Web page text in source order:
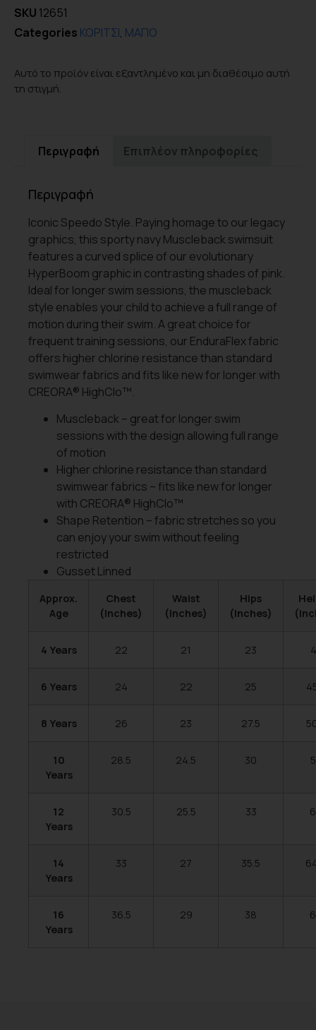
SKU 12651
Categories ΚΟΡΙΤΣΙ, ΜΑΓΙΟ
Αυτό το προϊόν είναι εξαντλημένο και μη διαθέσιμο αυτή
τη στιγμή.
Περιγραφή Επιπλέον πληροφορίες
Περιγραφή
Iconic Speedo Style. Paying homage to our legacy
graphics, this sporty navy Muscleback swimsuit
features a curved splice of our evolutionary
HyperBoom graphic in contrasting shades of pink.
Ideal for longer swim sessions, the muscleback
style enables your child to achieve a full range of
motion during their swim. A great choice for
frequent training sessions, our EnduraFlex fabric
offers higher chlorine resistance than standard
swimwear fabrics and fits like new for longer with
CREORA® HighClo™.
Muscleback – great for longer swim
sessions with the design allowing full range
of motion
Higher chlorine resistance than standard
swimwear fabrics – fits like new for longer
with CREORA® HighClo™
Shape Retention – fabric stretches so you
can enjoy your swim without feeling
restricted
Gusset Linned
Approx.
Age
Chest
(Inches)
Waist
(Inches)
Hips
(Inches)
4 Years 22 21 23
6 Years 24 22 25
8 Years 26 23 27.5
10
Years
28.5 24.5 30
12
Years
30.5 25.5 33
14
Years
33 27 35.5
16
Years
36.5 29 38